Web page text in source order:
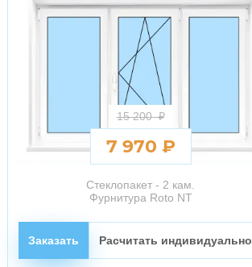
15 200 ₽
7 970 ₽
Стеклопакет - 2 кам.
Фурнитура Roto NT
Заказать Расчитать индивидуально